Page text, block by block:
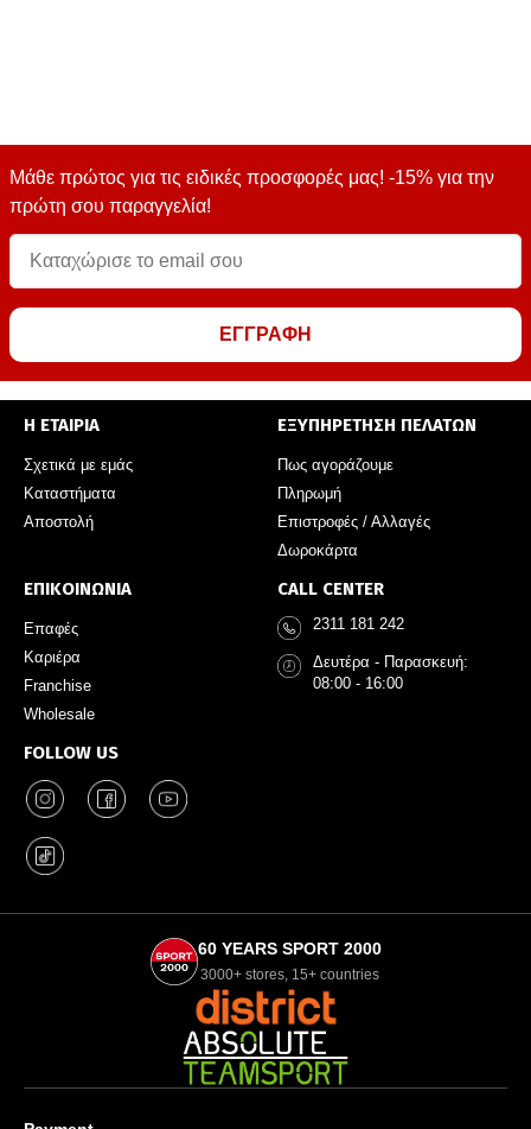
Μάθε πρώτος για τις ειδικές προσφορές μας! -15% για την
πρώτη σου παραγγελία!
ΕΓΓΡΑΦΗ
Η ΕΤΑΙΡΙΑ
Σχετικά με εμάς
Καταστήματα
Αποστολή
ΕΞΥΠΗΡΕΤΗΣΗ ΠΕΛΑΤΩΝ
Πως αγοράζουμε
Πληρωμή
Επιστροφές / Αλλαγές
Δωροκάρτα
ΕΠΙΚΟΙΝΩΝΙΑ
Επαφές
Καριέρα
Franchise
Wholesale
FOLLOW US
CALL CENTER
2311 181 242
Δευτέρα - Παρασκευή:
08:00 - 16:00
60 YEARS SPORT 2000
3000+ stores, 15+ countries